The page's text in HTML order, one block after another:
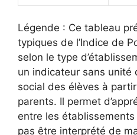
Légende : Ce tableau
typiques de l’Indice de
selon le type
un indicateur sans unité
social des élèves à
parents. Il permet
entre les
pas être interprété de